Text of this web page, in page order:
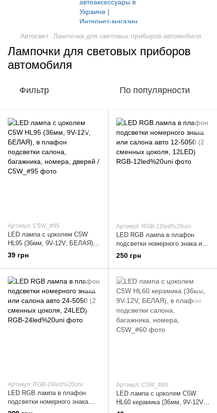
Автосвет Лампочки для световых приборов автомобиля
Лампочки для световых приборов
автомобиля
Фильтр По популярности
Артикул: C5W_#95
LED лампа с цоколем C5W
HL95 (36мм, 9V-12V, БЕЛАЯ), в
плафон подсветки салона,
багажника, номера, дверей /
39 грн
Артикул: RGB-12led%20uni
LED RGB лампа в плафон
подсветки номерного знака или
салона авто 12-5050 (2
сменных цоколя, 12LED)
250 грн
Артикул: RGB-24led%20uni
LED RGB лампа в плафон
подсветки номерного знака
или салона авто 24-5050 (2
Артикул: C5W_#60
LED лампа с цоколем C5W
HL60 керамика (36мм, 9V-12V,
БЕЛАЯ), в плафон подсветки